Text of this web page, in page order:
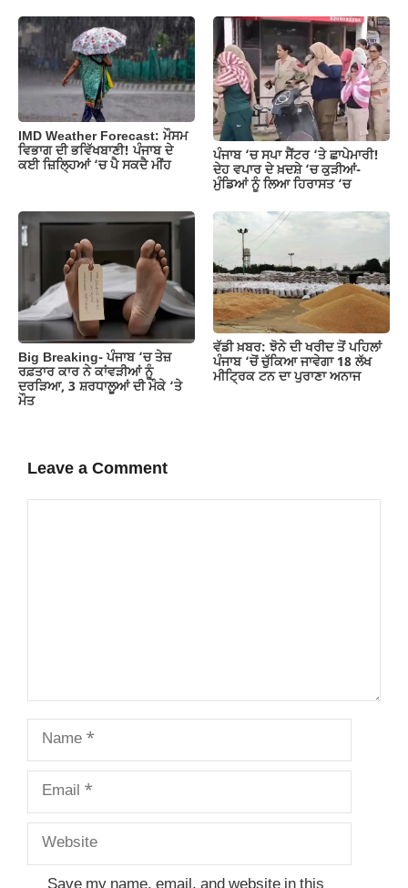
IMD Weather Forecast: ਮੌਸਮ
ਵਿਭਾਗ ਦੀ ਭਵਿੱਖਬਾਣੀ! ਪੰਜਾਬ ਦੇ
ਕਈ ਜ਼ਿਲ੍ਹਿਆਂ ‘ਚ ਪੈ ਸਕਦੈ ਮੀਂਹ
ਪੰਜਾਬ ‘ਚ ਸਪਾ ਸੈਂਟਰ ‘ਤੇ ਛਾਪੇਮਾਰੀ!
ਦੇਹ ਵਪਾਰ ਦੇ ਖ਼ਦਸ਼ੇ ‘ਚ ਕੁੜੀਆਂ-
ਮੁੰਡਿਆਂ ਨੂੰ ਲਿਆ ਹਿਰਾਸਤ ‘ਚ
Big Breaking- ਪੰਜਾਬ ‘ਚ ਤੇਜ਼
ਰਫ਼ਤਾਰ ਕਾਰ ਨੇ ਕਾਂਵੜੀਆਂ ਨੂੰ
ਦਰੜਿਆ, 3 ਸ਼ਰਧਾਲੂਆਂ ਦੀ ਮੌਕੇ ‘ਤੇ
ਮੌਤ
ਵੱਡੀ ਖ਼ਬਰ: ਝੋਨੇ ਦੀ ਖਰੀਦ ਤੋਂ ਪਹਿਲਾਂ
ਪੰਜਾਬ ‘ਚੋਂ ਚੁੱਕਿਆ ਜਾਵੇਗਾ 18 ਲੱਖ
ਮੀਟ੍ਰਿਕ ਟਨ ਦਾ ਪੁਰਾਣਾ ਅਨਾਜ
Leave a Comment
Name
Email
Website